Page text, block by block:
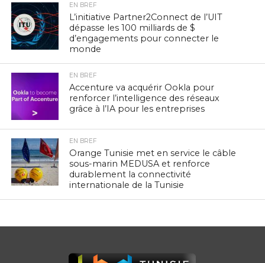
EN BREF
L’initiative Partner2Connect de l’UIT
dépasse les 100 milliards de $
d’engagements pour connecter le
monde
EN BREF
Accenture va acquérir Ookla pour
renforcer l’intelligence des réseaux
grâce à l’IA pour les entreprises
EN BREF
Orange Tunisie met en service le câble
sous-marin MEDUSA et renforce
durablement la connectivité
internationale de la Tunisie